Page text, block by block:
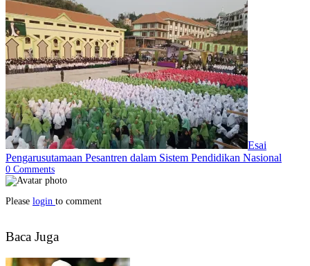
Esai
Pengarusutamaan Pesantren dalam Sistem Pendidikan Nasional
0 Comments
Please login to comment
Baca Juga